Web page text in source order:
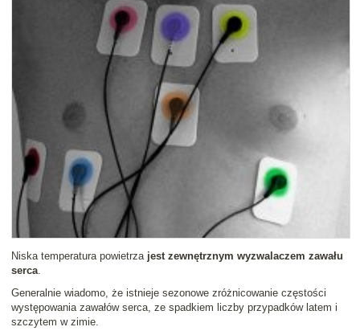
Niska temperatura powietrza jest zewnętrznym wyzwalaczem zawału
serca.
Generalnie wiadomo, że istnieje sezonowe zróżnicowanie częstości
występowania zawałów serca, ze spadkiem liczby przypadków latem i
szczytem w zimie.